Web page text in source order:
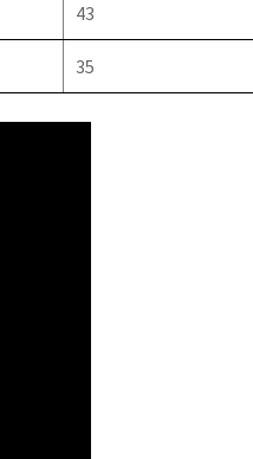
43
35